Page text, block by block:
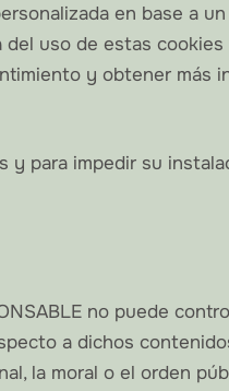
en base a
uso de estas
y obtener más
para impedir su
no puede
a dichos
la moral o el orden